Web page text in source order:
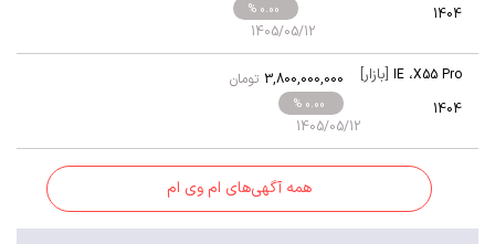
1404
1405/05/12
% 0.00
X55 Pro، IE [بازار]
1404
1405/05/12
% 0.00
تومان 3,800,000,000
همه آگهی‌های ام وی ام